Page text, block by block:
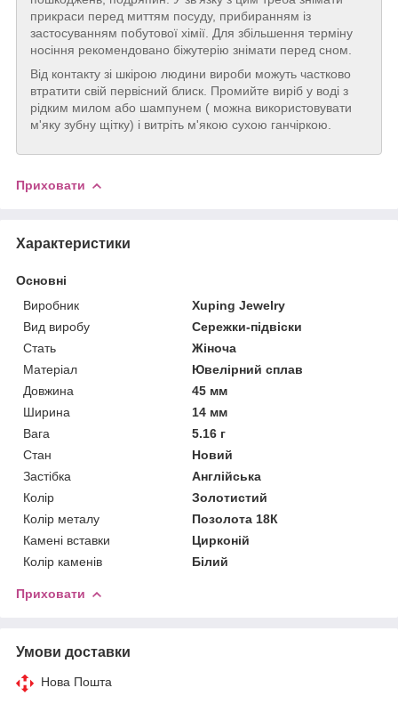
прикраси перед миттям посуду, прибиранням із
застосуванням побутової хімії. Для збільшення терміну
носіння рекомендовано біжутерію знімати перед сном.
Від контакту зі шкірою людини вироби можуть частково
втратити свій первісний блиск. Промийте виріб у воді з
рідким милом або шампунем ( можна використовувати
м'яку зубну щітку) і витріть м'якою сухою ганчіркою.
Приховати
Характеристики
Основні
Виробник
Xuping Jewelry
Вид виробу
Сережки-підвіски
Стать
Жіноча
Матеріал
Ювелірний сплав
Довжина
45 мм
Ширина
14 мм
Вага
5.16 г
Стан
Новий
Застібка
Англійська
Колір
Золотистий
Колір металу
Позолота 18К
Камені вставки
Цирконій
Колір каменів
Білий
Приховати
Умови доставки
Нова Пошта